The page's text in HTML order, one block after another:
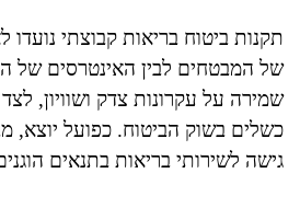
תקנות ביטוח בריאות קבוצתי נועדו
של המבטחים לבין האינטרסים של
שמירה על עקרונות צדק ושוויון,
כשלים בשוק הביטוח. כפועל יוצא,
גישה לשירותי בריאות בתנאים